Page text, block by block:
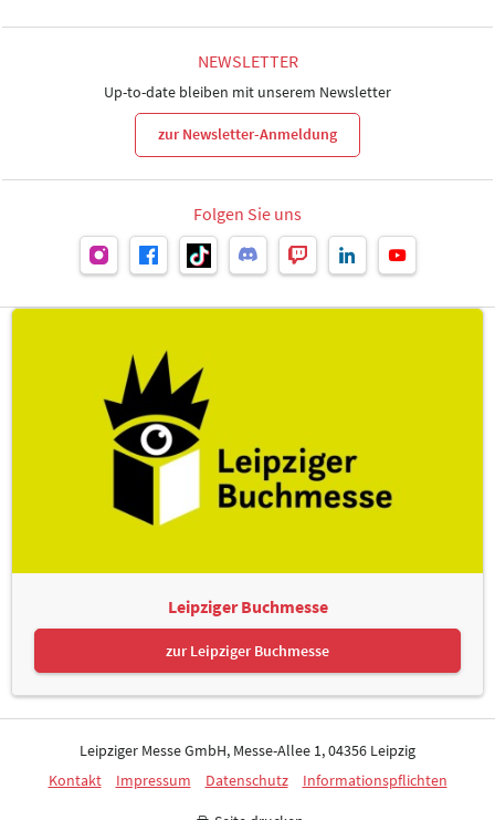
NEWSLETTER
Up-to-date bleiben mit unserem Newsletter
zur Newsletter-Anmeldung
Folgen Sie uns
Leipziger Buchmesse
zur Leipziger Buchmesse
Leipziger Messe GmbH, Messe-Allee 1, 04356 Leipzig
Kontakt
Impressum Datenschutz Informationspflichten